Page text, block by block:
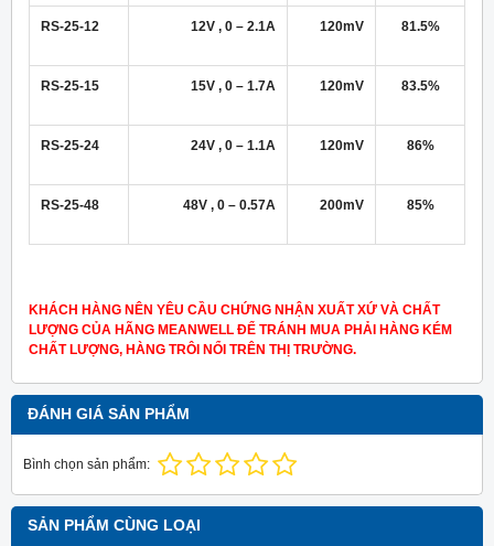
RS-25-12 12V , 0 – 2.1A 120mV 81.5%
RS-25-15 15V , 0 – 1.7A 120mV 83.5%
RS-25-24 24V , 0 – 1.1A 120mV 86%
RS-25-48 48V , 0 – 0.57A 200mV 85%
KHÁCH HÀNG NÊN YÊU CẦU CHỨNG NHẬN XUẤT XỨ VÀ CHẤT
LƯỢNG CỦA HÃNG MEANWELL ĐỂ TRÁNH MUA PHẢI HÀNG KÉM
CHẤT LƯỢNG, HÀNG TRÔI NỔI TRÊN THỊ TRƯỜNG.
ĐÁNH GIÁ SẢN PHẨM
Bình chọn sản phẩm:
SẢN PHẨM CÙNG LOẠI